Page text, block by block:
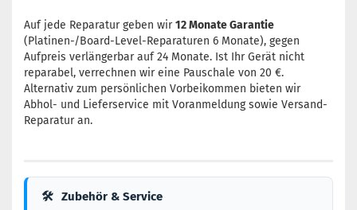
Auf jede Reparatur geben wir12 Monate Garantie
(Platinen-/Board-Level-Reparaturen 6 Monate), gegen
Aufpreis verlängerbar auf 24 Monate. Ist Ihr Gerät nicht
reparabel, verrechnen wir eine Pauschale von 20 €.
Alternativ zum persönlichen Vorbeikommen bieten wir
Abhol- und Lieferservice mit Voranmeldung sowie Versand-
Reparatur an.
🛠 Zubehör & Service